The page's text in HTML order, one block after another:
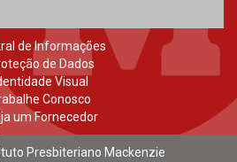
de Informações
de Dados
Visual
Conosco
um Fornecedor
Presbiteriano Mackenzie